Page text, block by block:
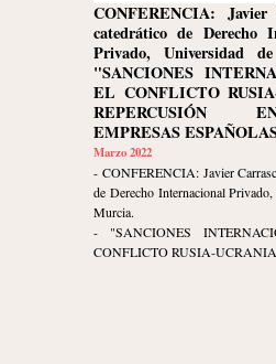
CONFERENCIA: Javier
catedrático de Derecho
Privado, Universidad
"SANCIONES
EL CONFLICTO
REPERCUSIÓN
EMPRESAS
Marzo 2022
- CONFERENCIA: Javier
de Derecho Internacional
Murcia.
- "SANCIONES
CONFLICTO RUSIA-